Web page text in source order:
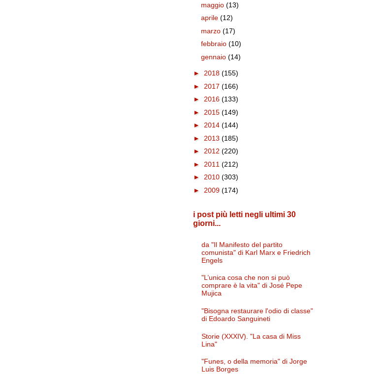
maggio(13)
aprile(12)
marzo(17)
febbraio(10)
gennaio(14)
► 2018 (155)
► 2017 (166)
► 2016 (133)
► 2015 (149)
► 2014 (144)
► 2013 (185)
► 2012 (220)
► 2011 (212)
► 2010 (303)
► 2009 (174)
i post più letti negli ultimi 30
giorni...
da "Il Manifesto del partito
comunista" di Karl Marx e Friedrich
Engels
"L’unica cosa che non si può
comprare è la vita" di José Pepe
Mujica
"Bisogna restaurare l'odio di classe"
di Edoardo Sanguineti
Storie (XXXIV). "La casa di Miss
Lina"
"Funes, o della memoria" di Jorge
Luis Borges